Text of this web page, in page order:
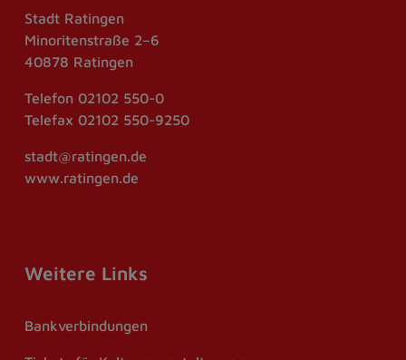
Stadt Ratingen
Minoritenstraße 2–6
40878 Ratingen
Telefon 02102 550-0
Telefax 02102 550-9250
stadt@ratingen.de
www.ratingen.de
Weitere Links
Bankverbindungen